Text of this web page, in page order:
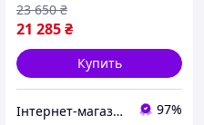
21 285₴
23 650 ₴
Купить
Інтернет-магазин "Гаджети" 97%